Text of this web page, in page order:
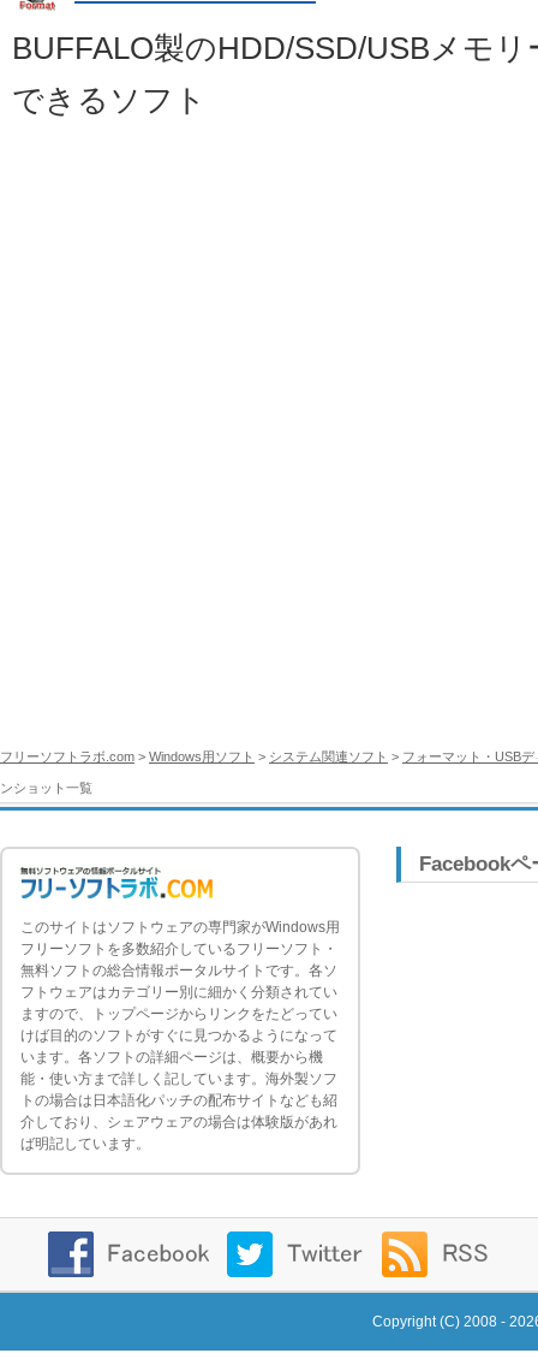
BUFFALO製のHDD/SSD/USBメモ
できるソフト
フリーソフトラボ.com > Windows用ソフト > システム関連ソフト > フォーマット・USB
ンショット一覧
このサイトはソフトウェアの専門家がWindows用
フリーソフトを多数紹介しているフリーソフト・
無料ソフトの総合情報ポータルサイトです。各ソ
フトウェアはカテゴリー別に細かく分類されてい
ますので、トップページからリンクをたどってい
けば目的のソフトがすぐに見つかるようになって
います。各ソフトの詳細ページは、概要から機
能・使い方まで詳しく記しています。海外製ソフ
トの場合は日本語化パッチの配布サイトなども紹
介しており、シェアウェアの場合は体験版があれ
ば明記しています。
Facebookペ
Copyright (C) 2008 -